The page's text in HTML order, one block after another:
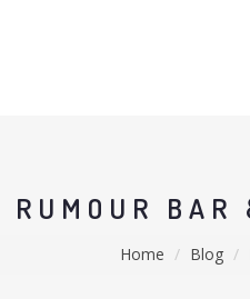
RUMOUR
Home Blog